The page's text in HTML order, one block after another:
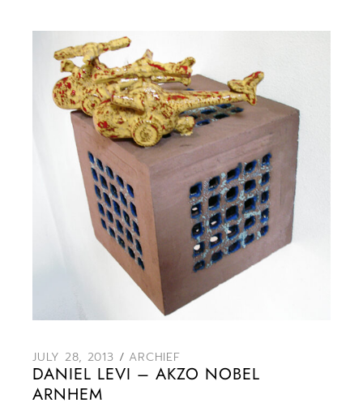
JULY 28, 2013 ARCHIEF
DANIEL LEVI – AKZO NOBEL
ARNHEM